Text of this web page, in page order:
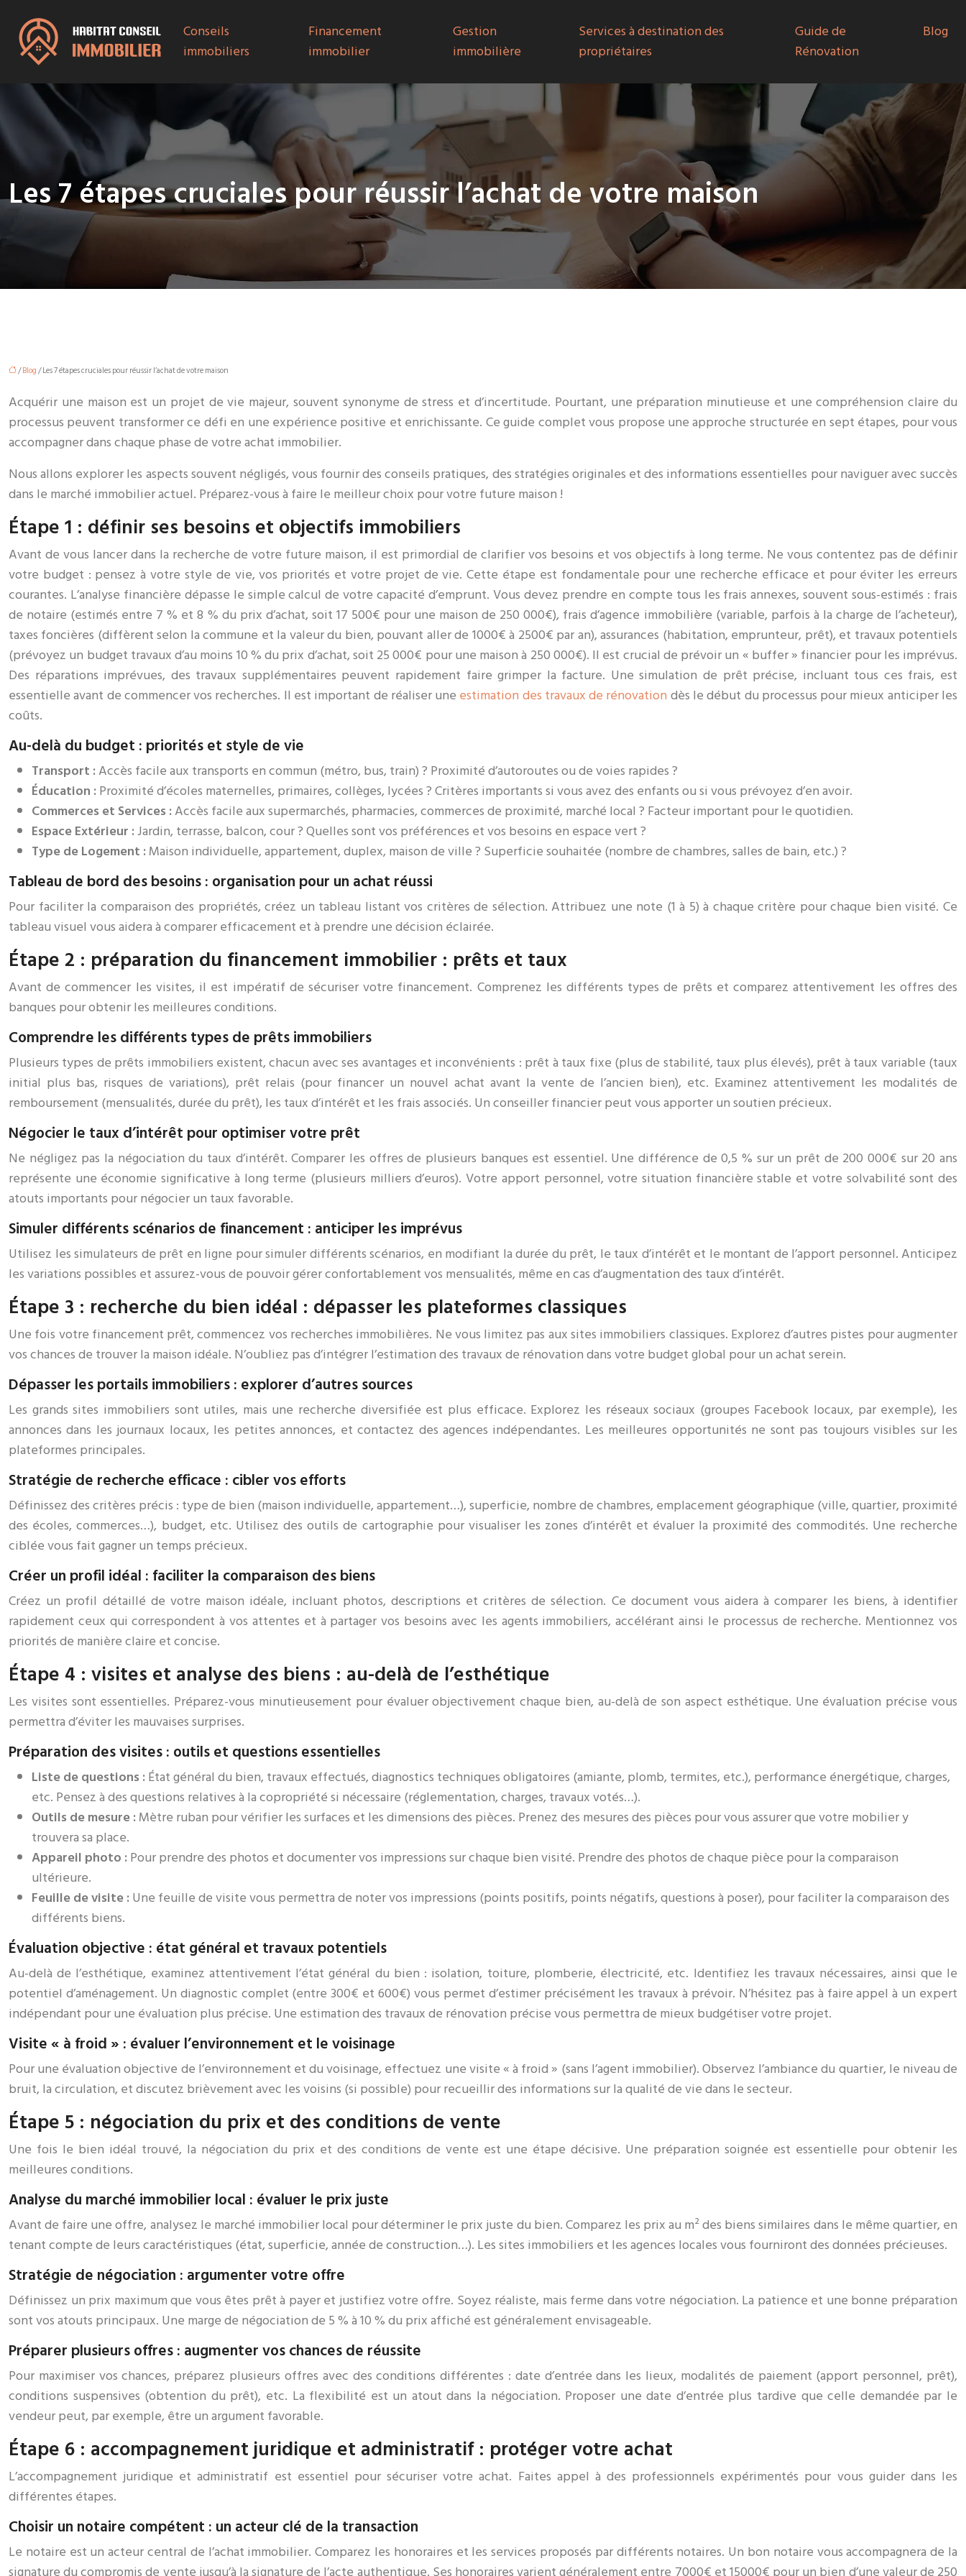
Conseils
immobiliers
Financement
immobilier
Gestion
immobilière
Services à destination des
propriétaires
Guide de
Rénovation
Blog
Les 7 étapes cruciales pour réussir l’achat de votre maison
/Blog/ Les 7 étapes cruciales pour réussir l’achat de votre maison
Acquérir une maison est un projet de vie majeur, souvent synonyme de stress et d’incertitude. Pourtant, une préparation minutieuse et une compréhension claire du
processus peuvent transformer ce défi en une expérience positive et enrichissante. Ce guide complet vous propose une approche structurée en sept étapes, pour vous
accompagner dans chaque phase de votre achat immobilier.
Nous allons explorer les aspects souvent négligés, vous fournir des conseils pratiques, des stratégies originales et des informations essentielles pour naviguer avec succès
dans le marché immobilier actuel. Préparez-vous à faire le meilleur choix pour votre future maison !
Étape 1 : définir ses besoins et objectifs immobiliers
Avant de vous lancer dans la recherche de votre future maison, il est primordial de clarifier vos besoins et vos objectifs à long terme. Ne vous contentez pas de définir
votre budget : pensez à votre style de vie, vos priorités et votre projet de vie. Cette étape est fondamentale pour une recherche efficace et pour éviter les erreurs
courantes. L’analyse financière dépasse le simple calcul de votre capacité d’emprunt. Vous devez prendre en compte tous les frais annexes, souvent sous-estimés : frais
de notaire (estimés entre 7 % et 8 % du prix d’achat, soit 17 500€ pour une maison de 250 000€), frais d’agence immobilière (variable, parfois à la charge de l’acheteur),
taxes foncières (diffèrent selon la commune et la valeur du bien, pouvant aller de 1000€ à 2500€ par an), assurances (habitation, emprunteur, prêt), et travaux potentiels
(prévoyez un budget travaux d’au moins 10 % du prix d’achat, soit 25 000€ pour une maison à 250 000€). Il est crucial de prévoir un « buffer » financier pour les imprévus.
Des réparations imprévues, des travaux supplémentaires peuvent rapidement faire grimper la facture. Une simulation de prêt précise, incluant tous ces frais, est
essentielle avant de commencer vos recherches. Il est important de réaliser une estimation des travaux de rénovation dès le début du processus pour mieux anticiper les
coûts.
Au-delà du budget : priorités et style de vie
Transport :Accès facile aux transports en commun (métro, bus, train) ? Proximité d’autoroutes ou de voies rapides ?
Éducation :Proximité d’écoles maternelles, primaires, collèges, lycées ? Critères importants si vous avez des enfants ou si vous prévoyez d’en avoir.
Commerces et Services :Accès facile aux supermarchés, pharmacies, commerces de proximité, marché local ? Facteur important pour le quotidien.
Espace Extérieur :Jardin, terrasse, balcon, cour ? Quelles sont vos préférences et vos besoins en espace vert ?
Type de Logement :Maison individuelle, appartement, duplex, maison de ville ? Superficie souhaitée (nombre de chambres, salles de bain, etc.) ?
Tableau de bord des besoins : organisation pour un achat réussi
Pour faciliter la comparaison des propriétés, créez un tableau listant vos critères de sélection. Attribuez une note (1 à 5) à chaque critère pour chaque bien visité. Ce
tableau visuel vous aidera à comparer efficacement et à prendre une décision éclairée.
Étape 2 : préparation du financement immobilier : prêts et taux
Avant de commencer les visites, il est impératif de sécuriser votre financement. Comprenez les différents types de prêts et comparez attentivement les offres des
banques pour obtenir les meilleures conditions.
Comprendre les différents types de prêts immobiliers
Plusieurs types de prêts immobiliers existent, chacun avec ses avantages et inconvénients : prêt à taux fixe (plus de stabilité, taux plus élevés), prêt à taux variable (taux
initial plus bas, risques de variations), prêt relais (pour financer un nouvel achat avant la vente de l’ancien bien), etc. Examinez attentivement les modalités de
remboursement (mensualités, durée du prêt), les taux d’intérêt et les frais associés. Un conseiller financier peut vous apporter un soutien précieux.
Négocier le taux d’intérêt pour optimiser votre prêt
Ne négligez pas la négociation du taux d’intérêt. Comparer les offres de plusieurs banques est essentiel. Une différence de 0,5 % sur un prêt de 200 000€ sur 20 ans
représente une économie significative à long terme (plusieurs milliers d’euros). Votre apport personnel, votre situation financière stable et votre solvabilité sont des
atouts importants pour négocier un taux favorable.
Simuler différents scénarios de financement : anticiper les imprévus
Utilisez les simulateurs de prêt en ligne pour simuler différents scénarios, en modifiant la durée du prêt, le taux d’intérêt et le montant de l’apport personnel. Anticipez
les variations possibles et assurez-vous de pouvoir gérer confortablement vos mensualités, même en cas d’augmentation des taux d’intérêt.
Étape 3 : recherche du bien idéal : dépasser les plateformes classiques
Une fois votre financement prêt, commencez vos recherches immobilières. Ne vous limitez pas aux sites immobiliers classiques. Explorez d’autres pistes pour augmenter
vos chances de trouver la maison idéale. N’oubliez pas d’intégrer l’estimation des travaux de rénovation dans votre budget global pour un achat serein.
Dépasser les portails immobiliers : explorer d’autres sources
Les grands sites immobiliers sont utiles, mais une recherche diversifiée est plus efficace. Explorez les réseaux sociaux (groupes Facebook locaux, par exemple), les
annonces dans les journaux locaux, les petites annonces, et contactez des agences indépendantes. Les meilleures opportunités ne sont pas toujours visibles sur les
plateformes principales.
Stratégie de recherche efficace : cibler vos efforts
Définissez des critères précis : type de bien (maison individuelle, appartement…), superficie, nombre de chambres, emplacement géographique (ville, quartier, proximité
des écoles, commerces…), budget, etc. Utilisez des outils de cartographie pour visualiser les zones d’intérêt et évaluer la proximité des commodités. Une recherche
ciblée vous fait gagner un temps précieux.
Créer un profil idéal : faciliter la comparaison des biens
Créez un profil détaillé de votre maison idéale, incluant photos, descriptions et critères de sélection. Ce document vous aidera à comparer les biens, à identifier
rapidement ceux qui correspondent à vos attentes et à partager vos besoins avec les agents immobiliers, accélérant ainsi le processus de recherche. Mentionnez vos
priorités de manière claire et concise.
Étape 4 : visites et analyse des biens : au-delà de l’esthétique
Les visites sont essentielles. Préparez-vous minutieusement pour évaluer objectivement chaque bien, au-delà de son aspect esthétique. Une évaluation précise vous
permettra d’éviter les mauvaises surprises.
Préparation des visites : outils et questions essentielles
Liste de questions :État général du bien, travaux effectués, diagnostics techniques obligatoires (amiante, plomb, termites, etc.), performance énergétique, charges,
etc. Pensez à des questions relatives à la copropriété si nécessaire (réglementation, charges, travaux votés…).
Outils de mesure :Mètre ruban pour vérifier les surfaces et les dimensions des pièces. Prenez des mesures des pièces pour vous assurer que votre mobilier y
trouvera sa place.
Appareil photo :Pour prendre des photos et documenter vos impressions sur chaque bien visité. Prendre des photos de chaque pièce pour la comparaison
ultérieure.
Feuille de visite :Une feuille de visite vous permettra de noter vos impressions (points positifs, points négatifs, questions à poser), pour faciliter la comparaison des
différents biens.
Évaluation objective : état général et travaux potentiels
Au-delà de l’esthétique, examinez attentivement l’état général du bien : isolation, toiture, plomberie, électricité, etc. Identifiez les travaux nécessaires, ainsi que le
potentiel d’aménagement. Un diagnostic complet (entre 300€ et 600€) vous permet d’estimer précisément les travaux à prévoir. N’hésitez pas à faire appel à un expert
indépendant pour une évaluation plus précise. Une estimation des travaux de rénovation précise vous permettra de mieux budgétiser votre projet.
Visite « à froid » : évaluer l’environnement et le voisinage
Pour une évaluation objective de l’environnement et du voisinage, effectuez une visite « à froid » (sans l’agent immobilier). Observez l’ambiance du quartier, le niveau de
bruit, la circulation, et discutez brièvement avec les voisins (si possible) pour recueillir des informations sur la qualité de vie dans le secteur.
Étape 5 : négociation du prix et des conditions de vente
Une fois le bien idéal trouvé, la négociation du prix et des conditions de vente est une étape décisive. Une préparation soignée est essentielle pour obtenir les
meilleures conditions.
Analyse du marché immobilier local : évaluer le prix juste
Avant de faire une offre, analysez le marché immobilier local pour déterminer le prix juste du bien. Comparez les prix au m² des biens similaires dans le même quartier, en
tenant compte de leurs caractéristiques (état, superficie, année de construction…). Les sites immobiliers et les agences locales vous fourniront des données précieuses.
Stratégie de négociation : argumenter votre offre
Définissez un prix maximum que vous êtes prêt à payer et justifiez votre offre. Soyez réaliste, mais ferme dans votre négociation. La patience et une bonne préparation
sont vos atouts principaux. Une marge de négociation de 5 % à 10 % du prix affiché est généralement envisageable.
Préparer plusieurs offres : augmenter vos chances de réussite
Pour maximiser vos chances, préparez plusieurs offres avec des conditions différentes : date d’entrée dans les lieux, modalités de paiement (apport personnel, prêt),
conditions suspensives (obtention du prêt), etc. La flexibilité est un atout dans la négociation. Proposer une date d’entrée plus tardive que celle demandée par le
vendeur peut, par exemple, être un argument favorable.
Étape 6 : accompagnement juridique et administratif : protéger votre achat
L’accompagnement juridique et administratif est essentiel pour sécuriser votre achat. Faites appel à des professionnels expérimentés pour vous guider dans les
différentes étapes.
Choisir un notaire compétent : un acteur clé de la transaction
Le notaire est un acteur central de l’achat immobilier. Comparez les honoraires et les services proposés par différents notaires. Un bon notaire vous accompagnera de la